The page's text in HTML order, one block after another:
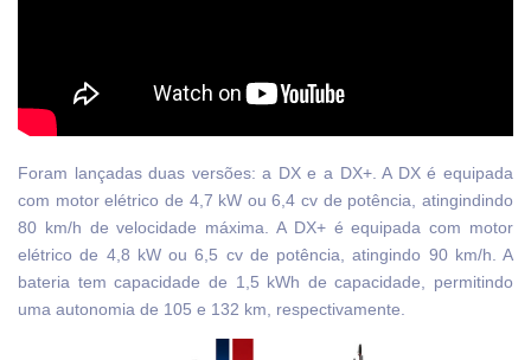
Foram lançadas duas versões: a DX e a DX+. A DX é equipada
com motor elétrico de 4,7 kW ou 6,4 cv de potência, atingindindo
80 km/h de velocidade máxima. A DX+ é equipada com motor
elétrico de 4,8 kW ou 6,5 cv de potência, atingindo 90 km/h. A
bateria tem capacidade de 1,5 kWh de capacidade, permitindo
uma autonomia de 105 e 132 km, respectivamente.